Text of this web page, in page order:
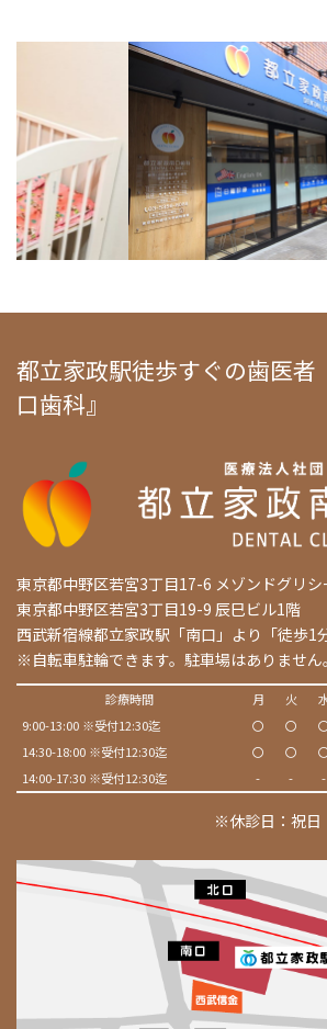
都立家政駅徒歩すぐの歯医者
口歯科』
東京都中野区若宮3丁目17-6 メゾンドグリ
東京都中野区若宮3丁目19-9 辰巳ビル1階
西武新宿線都立家政駅「南口」より「徒歩1分
※自転車駐輪できます。駐車場はありません。
診療時間 月 火
9:00-13:00 ※受付12:30迄
〇 〇
14:30-18:00 ※受付12:30迄
〇 〇
14:00-17:30 ※受付12:30迄
- - -
※休診日：祝